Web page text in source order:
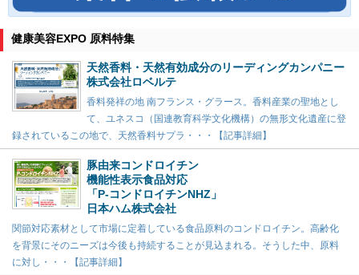
健康美容EXPO 原料特集
天然香料・天然有効成分のリーディングカンパニー
株式会社ロベルテ
香料発祥の地 南フランス・グラース。香料産業の聖地とし
て、ユネスコ（国連教育科学文化機構）の無形文化遺産に登
録されているこの地で、天然香料サプラ・・・【記事詳細】
豚由来コンドロイチン
機能性表示食品対応
「P-コンドロイチンNHZ」
日本ハム株式会社
関節対応素材として市場に定着している食品原料のコンドロイチン。高齢化
を背景にそのニーズは今後も持続することが見込まれる。そうした中、原料
に対し・・・【記事詳細】